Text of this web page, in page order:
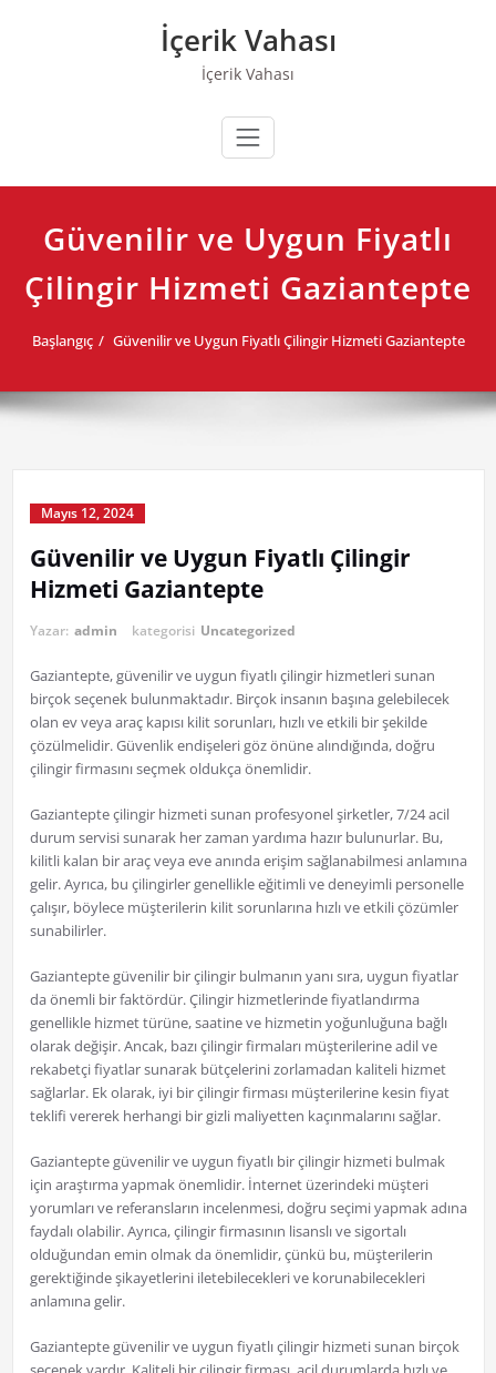
İçerik Vahası
İçerik Vahası
Güvenilir ve Uygun Fiyatlı
Çilingir Hizmeti Gaziantepte
Başlangıç Güvenilir ve Uygun Fiyatlı Çilingir Hizmeti Gaziantepte
Mayıs 12, 2024
Güvenilir ve Uygun Fiyatlı Çilingir
Hizmeti Gaziantepte
Yazar: admin kategorisi Uncategorized
Gaziantepte, güvenilir ve uygun fiyatlı çilingir hizmetleri sunan
birçok seçenek bulunmaktadır. Birçok insanın başına gelebilecek
olan ev veya araç kapısı kilit sorunları, hızlı ve etkili bir şekilde
çözülmelidir. Güvenlik endişeleri göz önüne alındığında, doğru
çilingir firmasını seçmek oldukça önemlidir.
Gaziantepte çilingir hizmeti sunan profesyonel şirketler, 7/24 acil
durum servisi sunarak her zaman yardıma hazır bulunurlar. Bu,
kilitli kalan bir araç veya eve anında erişim sağlanabilmesi anlamına
gelir. Ayrıca, bu çilingirler genellikle eğitimli ve deneyimli personelle
çalışır, böylece müşterilerin kilit sorunlarına hızlı ve etkili çözümler
sunabilirler.
Gaziantepte güvenilir bir çilingir bulmanın yanı sıra, uygun fiyatlar
da önemli bir faktördür. Çilingir hizmetlerinde fiyatlandırma
genellikle hizmet türüne, saatine ve hizmetin yoğunluğuna bağlı
olarak değişir. Ancak, bazı çilingir firmaları müşterilerine adil ve
rekabetçi fiyatlar sunarak bütçelerini zorlamadan kaliteli hizmet
sağlarlar. Ek olarak, iyi bir çilingir firması müşterilerine kesin fiyat
teklifi vererek herhangi bir gizli maliyetten kaçınmalarını sağlar.
Gaziantepte güvenilir ve uygun fiyatlı bir çilingir hizmeti bulmak
için araştırma yapmak önemlidir. İnternet üzerindeki müşteri
yorumları ve referansların incelenmesi, doğru seçimi yapmak adına
faydalı olabilir. Ayrıca, çilingir firmasının lisanslı ve sigortalı
olduğundan emin olmak da önemlidir, çünkü bu, müşterilerin
gerektiğinde şikayetlerini iletebilecekleri ve korunabilecekleri
anlamına gelir.
Gaziantepte güvenilir ve uygun fiyatlı çilingir hizmeti sunan birçok